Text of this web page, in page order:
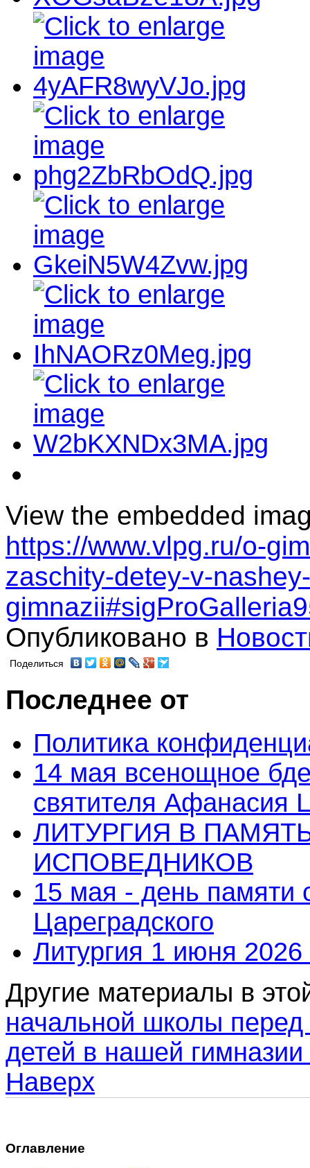
View the embedded
https://www.vlpg.ru/o-
zaschity-detey-v-nashey-
Опубликовано в
Поделиться
Последнее от
Политика
14 мая всенощное
святителя Афанасия
ЛИТУРГИЯ В
ИСПОВЕДНИКОВ
15 мая - день памяти
Цареградского
Литургия 1 июня 2026
Другие материалы в
начальной школы
детей в нашей гимназии
Наверх
Оглавление